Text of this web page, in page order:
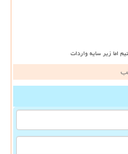
اما زیر سایه واردات